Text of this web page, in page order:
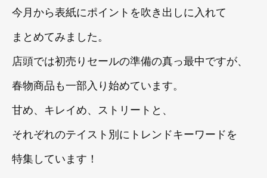
今月から表紙にポイントを吹き出しに入れて
まとめてみました。
店頭では初売りセールの準備の真っ最中ですが、
春物商品も一部入り始めています。
甘め、キレイめ、ストリートと、
それぞれのテイスト別にトレンドキーワードを
特集しています！